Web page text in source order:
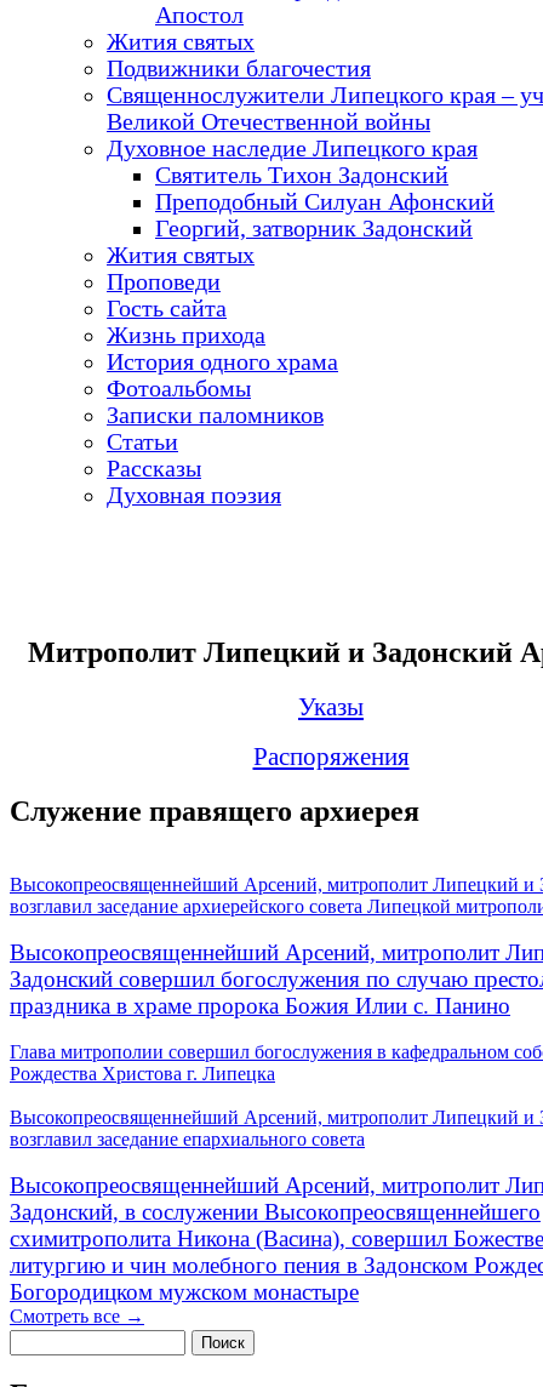
Апостол
Жития святых
Подвижники благочестия
Священнослужители Липецкого края –
Великой Отечественной войны
Духовное наследие Липецкого края
Святитель Тихон Задонский
Преподобный Силуан Афонский
Георгий, затворник Задонский
Жития святых
Проповеди
Гость сайта
Жизнь прихода
История одного храма
Фотоальбомы
Записки паломников
Статьи
Рассказы
Духовная поэзия
Митрополит Липецкий и Задонский
Указы
Распоряжения
Служение правящего архиерея
Высокопреосвященнейший Арсений, митрополит Липецкий и
возглавил заседание архиерейского совета Липецкой
Высокопреосвященнейший Арсений, митрополит
Задонский совершил богослужения по случаю
праздника в храме пророка Божия Илии с. Панино
Глава митрополии совершил богослужения в кафедральном
Рождества Христова г. Липецка
Высокопреосвященнейший Арсений, митрополит Липецкий и
возглавил заседание епархиального совета
Высокопреосвященнейший Арсений, митрополит
Задонский, в сослужении Высокопреосвященнейшего
схимитрополита Никона (Васина), совершил
литургию и чин молебного пения в Задонском
Богородицком мужском монастыре
Смотреть все →
Поиск